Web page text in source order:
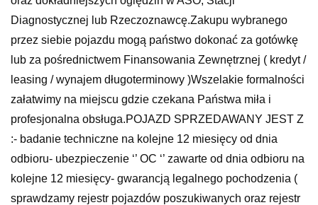
Diagnostycznej lub Rzeczoznawcę.Zakupu wybranego
przez siebie pojazdu mogą państwo dokonać za gotówkę
lub za pośrednictwem Finansowania Zewnętrznej ( kredyt /
leasing / wynajem długoterminowy )Wszelakie formalności
załatwimy na miejscu gdzie czekana Państwa miła i
profesjonalna obsługa.POJAZD SPRZEDAWANY JEST Z
:- badanie techniczne na kolejne 12 miesięcy od dnia
odbioru- ubezpieczenie ‘’ OC ‘’ zawarte od dnia odbioru na
kolejne 12 miesięcy- gwarancją legalnego pochodzenia (
sprawdzamy rejestr pojazdów poszukiwanych oraz rejestr